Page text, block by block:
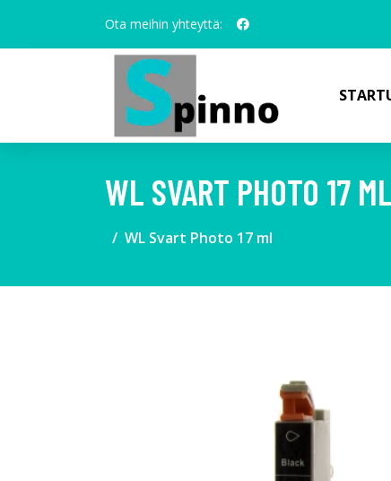
Ota meihin yhteyttä:
WL SVART PHOTO 17 ML
WL Svart Photo 17 ml